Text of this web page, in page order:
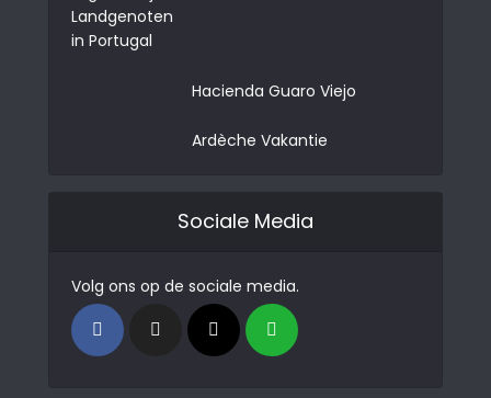
Hacienda Guaro Viejo
Ardèche Vakantie
Sociale Media
Volg ons op de sociale media.